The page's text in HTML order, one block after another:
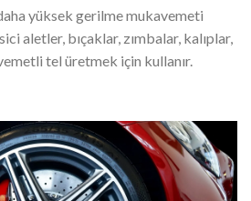
yüksek gerilme mukavemeti
aletler, bıçaklar, zımbalar, kalıplar,
tel üretmek için kullanır.